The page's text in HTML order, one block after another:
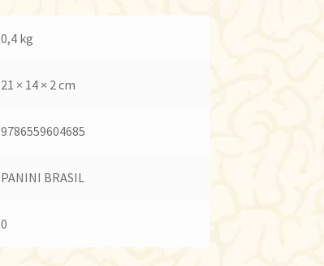
0,4 kg
21 × 14 × 2 cm
9786559604685
PANINI BRASIL
0